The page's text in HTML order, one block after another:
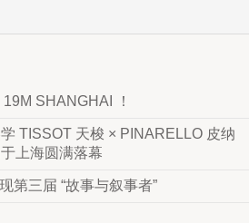
SHANGHAI ！
TISSOT 天梭 × PINARELLO 皮纳
上海圆满落幕
第三届 “故事与叙事者”